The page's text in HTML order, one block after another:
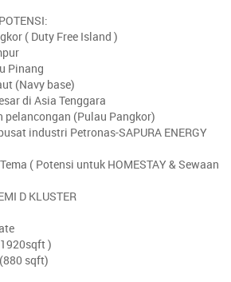
( Duty Free Island )
Pinang
(Navy base)
di Asia Tenggara
pelancongan (Pulau Pangkor)
industri Petronas-SAPURA ENERGY
( Potensi untuk HOMESTAY & Sewaan
D KLUSTER
)
sqft)